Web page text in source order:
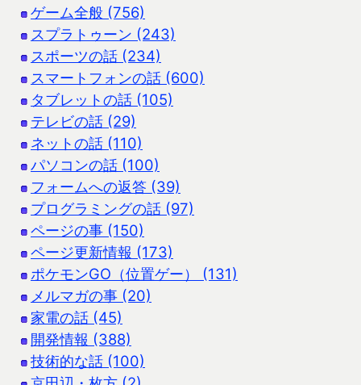
ゲーム全般 (756)
スプラトゥーン (243)
スポーツの話 (234)
スマートフォンの話 (600)
タブレットの話 (105)
テレビの話 (29)
ネットの話 (110)
パソコンの話 (100)
フォームへの返答 (39)
プログラミングの話 (97)
ページの事 (150)
ページ更新情報 (173)
ポケモンGO（位置ゲー） (131)
メルマガの事 (20)
家電の話 (45)
開発情報 (388)
技術的な話 (100)